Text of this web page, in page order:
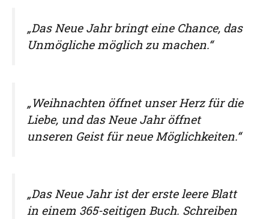
„Das Neue Jahr bringt eine Chance, das
Unmögliche möglich zu machen.“
„Weihnachten öffnet unser Herz für die
Liebe, und das Neue Jahr öffnet
unseren Geist für neue Möglichkeiten.“
„Das Neue Jahr ist der erste leere Blatt
in einem 365-seitigen Buch. Schreiben